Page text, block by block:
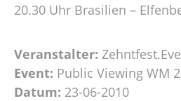
20.30 Uhr Brasilien –
Veranstalter:
Event: Public Viewing WM
Datum: 23-06-2010